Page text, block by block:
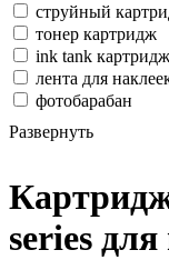
струйный
тонер картридж
ink tank
лента для
фотобарабан
Развернуть
series